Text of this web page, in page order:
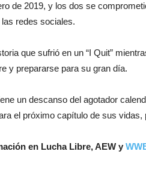
de 2019, y los dos se
redes sociales.
que sufrió en un “I Quit”
y prepararse para su gran día.
un descanso del agotador
el próximo capítulo de sus
en Lucha Libre, AEW y